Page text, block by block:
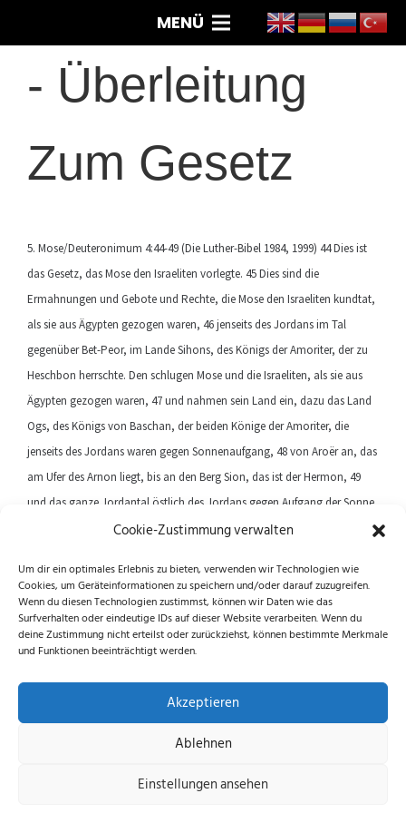
Cookie-Zustimmung verwalten
Um dir ein optimales Erlebnis zu bieten, verwenden wir Technologien wie
Cookies, um Geräteinformationen zu speichern und/oder darauf zuzugreifen.
Wenn du diesen Technologien zustimmst, können wir Daten wie das
Surfverhalten oder eindeutige IDs auf dieser Website verarbeiten. Wenn du
deine Zustimmung nicht erteilst oder zurückziehst, können bestimmte Merkmale
und Funktionen beeinträchtigt werden.
Akzeptieren
Ablehnen
Einstellungen ansehen
MENÜ
- Überleitung
Zum Gesetz
5. Mose/Deuteronimum 4:44-49 (Die Luther-Bibel 1984, 1999) 44 Dies ist
das Gesetz, das Mose den Israeliten vorlegte. 45 Dies sind die
Ermahnungen und Gebote und Rechte, die Mose den Israeliten kundtat,
als sie aus Ägypten gezogen waren, 46 jenseits des Jordans im Tal
gegenüber Bet-Peor, im Lande Sihons, des Königs der Amoriter, der zu
Heschbon herrschte. Den schlugen Mose und die Israeliten, als sie aus
Ägypten gezogen waren, 47 und nahmen sein Land ein, dazu das Land
Ogs, des Königs von Baschan, der beiden Könige der Amoriter, die
jenseits des Jordans waren gegen Sonnenaufgang, 48 von Aroër an, das
am Ufer des Arnon liegt, bis an den Berg Sion, das ist der Hermon, 49
und das ganze Jordantal östlich des Jordans gegen Aufgang der Sonne
bis an das Meer am Jordantal am Fuße des Gebirges Pisga.
Next article
Previous article
Folge uns auf Instagram und Facebook!
Datenschutzerklärung|Impressum
Richtlinie (EU)